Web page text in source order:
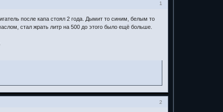
1
после капа стоял 2 года. Дымит то синим, белым то
стал жрать литр на 500 до этого было ещё больше.
2